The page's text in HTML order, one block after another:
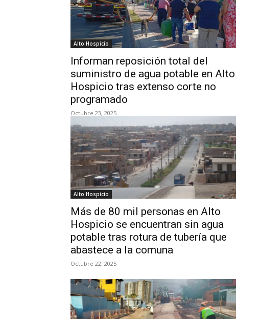
Alto Hospicio
Informan reposición total del
suministro de agua potable en Alto
Hospicio tras extenso corte no
programado
Octubre 23, 2025
Alto Hospicio
Más de 80 mil personas en Alto
Hospicio se encuentran sin agua
potable tras rotura de tubería que
abastece a la comuna
Octubre 22, 2025